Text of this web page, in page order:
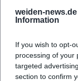
weiden-news.de
Information
If you wish to opt-
processing of your
targeted
section to confirm
Häufig
Wann findet